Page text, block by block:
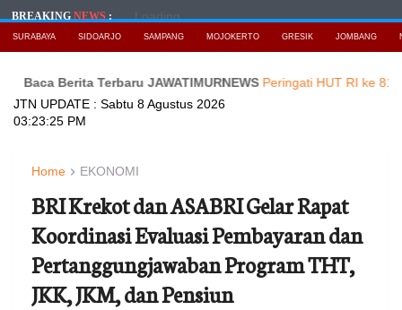
BREAKINGNEWS: Loading...
SURABAYA SIDOARJO SAMPANG MOJOKERTO GRESIK JOMBANG
Terbaru JAWATIMURNEWS Peringati HUT RI ke 81,PMB
JTN UPDATE : Sabtu 8 Agustus 2026
03:23:26 PM
Home EKONOMI
BRI Krekot dan ASABRI Gelar Rapat
Koordinasi Evaluasi Pembayaran dan
Pertanggungjawaban Program THT,
JKK, JKM, dan Pensiun